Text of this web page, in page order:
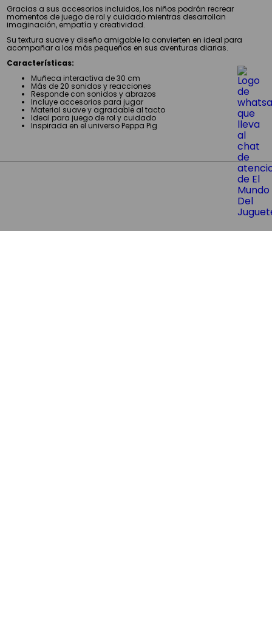
Gracias a sus accesorios incluidos, los niños podrán recrear
momentos de juego de rol y cuidado mientras desarrollan
imaginación, empatía y creatividad.
Su textura suave y diseño amigable la convierten en ideal para
acompañar a los más pequeños en sus aventuras diarias.
Características:
Muñeca interactiva de 30 cm
Más de 20 sonidos y reacciones
Responde con sonidos y abrazos
Incluye accesorios para jugar
Material suave y agradable al tacto
Ideal para juego de rol y cuidado
Inspirada en el universo Peppa Pig